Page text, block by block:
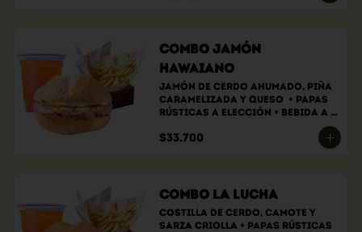
Combo Jamón
Hawaiano
Jamón de cerdo ahumado, piña
caramelizada y queso  + papas
rústicas a elección + bebida a
$33.700
Combo La Lucha
Costilla de cerdo, camote y
sarza criolla + papas rústicas